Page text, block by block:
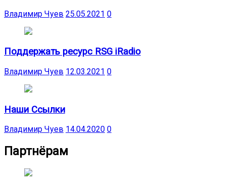
Владимир Чуев 25.05.2021 0
Поддержать ресурс RSG iRadio
Владимир Чуев 12.03.2021 0
Наши Ссылки
Владимир Чуев 14.04.2020 0
Партнёрам